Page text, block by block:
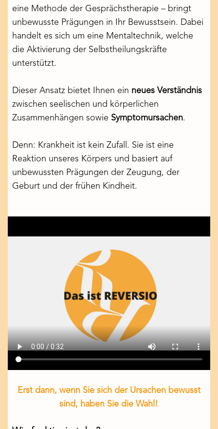
eine Methode der Gesprächstherapie – bringt
unbewusste Prägungen in Ihr Bewusstsein. Dabei
handelt es sich um eine Mentaltechnik, welche
die Aktivierung der Selbstheilungskräfte
unterstützt.
Dieser Ansatz bietet Ihnen ein neues Verständnis
zwischen seelischen und körperlichen
Zusammenhängen sowie Symptomursachen.
Denn: Krankheit ist kein Zufall. Sie ist eine
Reaktion unseres Körpers und basiert auf
unbewussten Prägungen der Zeugung, der
Geburt und der frühen Kindheit.
Erst dann, wenn Sie sich der Ursachen bewusst
sind, haben Sie die Wahl!